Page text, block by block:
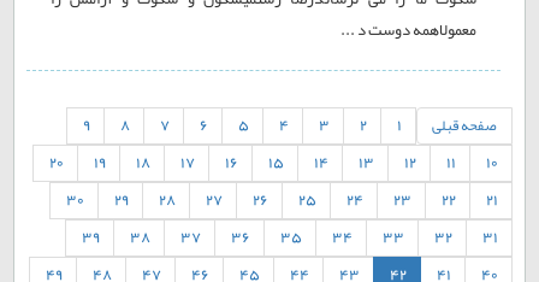
معمولاهمه دوست د ...
صفحه قبلی 1
2
3
4
5
6
7
8
9
10
11
12
13
14
15
16
17
18
19
20
21
22
23
24
25
26
27
28
29
30
31
32
33
34
35
36
37
38
39
40
41
42
43
44
45
46
47
48
49